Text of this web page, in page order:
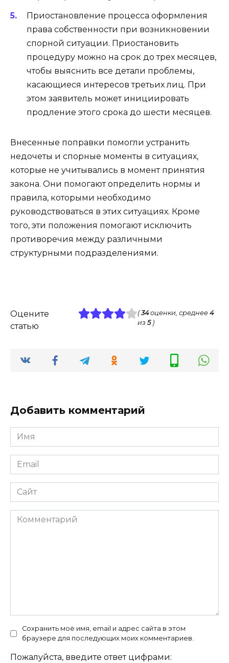
Приостановление процесса оформления
права собственности при возникновении
спорной ситуации. Приостановить
процедуру можно на срок до трех месяцев,
чтобы выяснить все детали проблемы,
касающиеся интересов третьих лиц. При
этом заявитель может инициировать
продление этого срока до шести месяцев.
Внесенные поправки помогли устранить
недочеты и спорные моменты в ситуациях,
которые не учитывались в момент принятия
закона. Они помогают определить нормы и
правила, которыми необходимо
руководствоваться в этих ситуациях. Кроме
того, эти положения помогают исключить
противоречия между различными
структурными подразделениями.
Оцените
статью
(34оценки, среднее4
из5)
Добавить комментарий
Имя
*
Email
*
Сайт
Комментарий
Сохранить моё имя, email и адрес сайта в этом
браузере для последующих моих комментариев.
Пожалуйста, введите ответ цифрами: